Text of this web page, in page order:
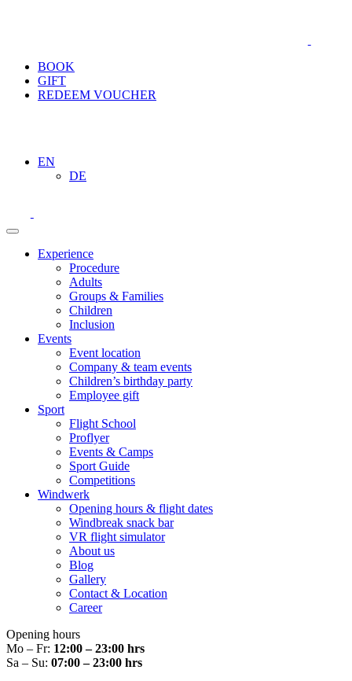
BOOK
GIFT
REDEEM VOUCHER
EN
DE
Experience
Procedure
Adults
Groups & Families
Children
Inclusion
Events
Event location
Company & team events
Children’s birthday party
Employee gift
Sport
Flight School
Proflyer
Events & Camps
Sport Guide
Competitions
Windwerk
Opening hours & flight dates
Windbreak snack bar
VR flight simulator
About us
Blog
Gallery
Contact & Location
Career
Opening hours
Mo – Fr: 12:00 – 23:00 hrs
Sa – Su: 07:00 – 23:00 hrs